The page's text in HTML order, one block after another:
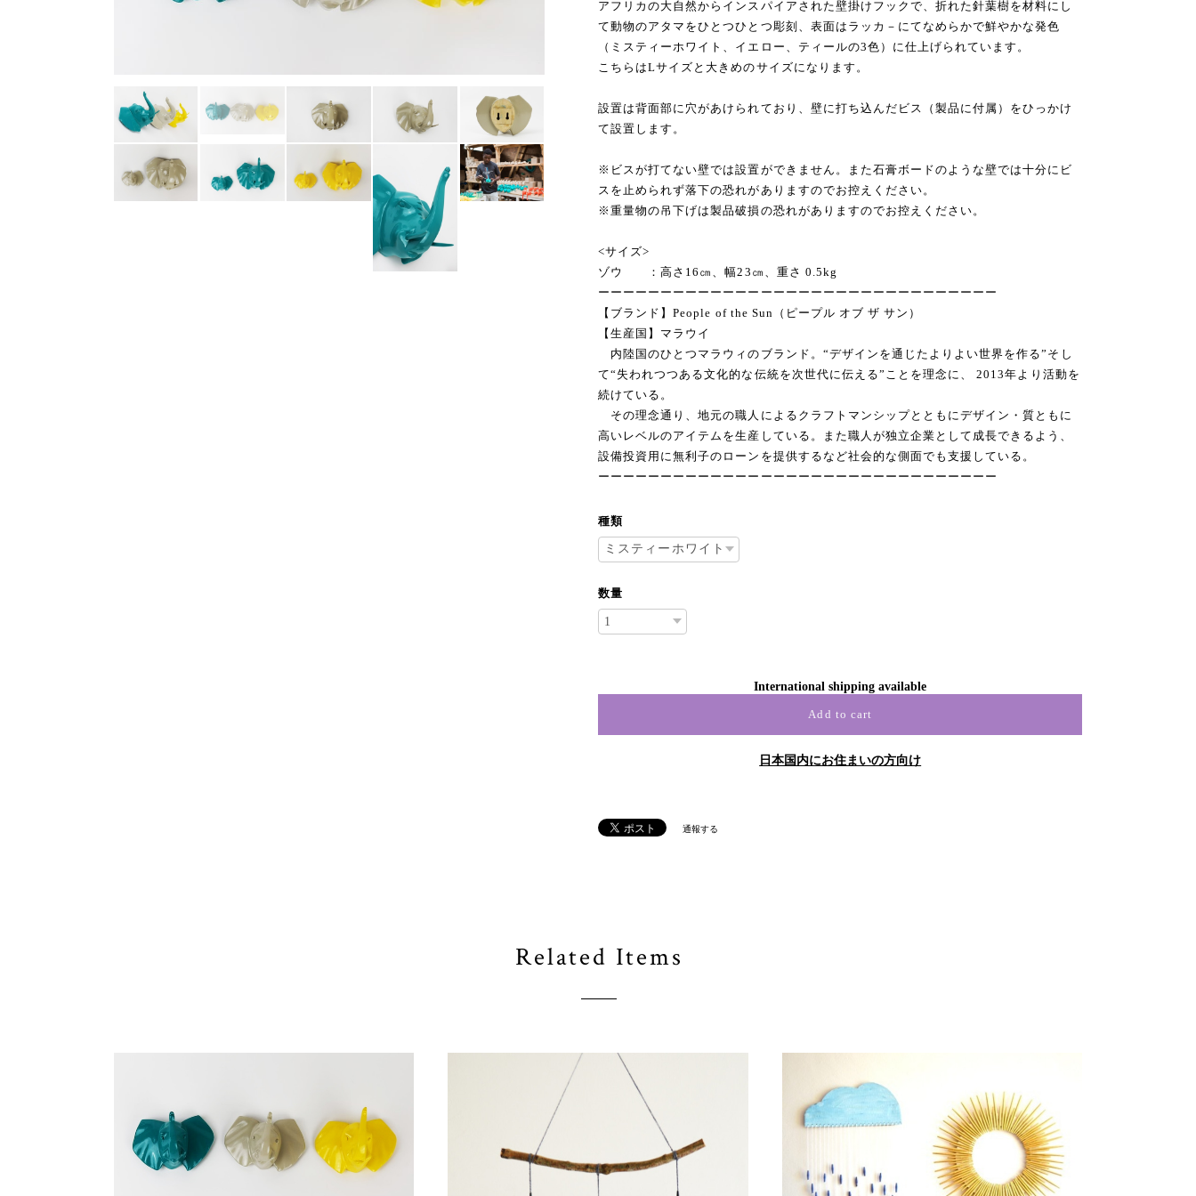
アフリカの大自然からインスパイアされた壁掛けフックで、折れた針葉樹を材料にし
て動物のアタマをひとつひとつ彫刻、表面はラッカ－にてなめらかで鮮やかな発色
（ミスティーホワイト、イエロー、ティールの3色）に仕上げられています。
こちらはLサイズと大きめのサイズになります。
設置は背面部に穴があけられており、壁に打ち込んだビス（製品に付属）をひっかけ
て設置します。
※ビスが打てない壁では設置ができません。また石膏ボードのような壁では十分にビ
スを止められず落下の恐れがありますのでお控えください。
※重量物の吊下げは製品破損の恐れがありますのでお控えください。
<サイズ>
ゾウ ：高さ16㎝、幅23㎝、重さ 0.5kg
ーーーーーーーーーーーーーーーーーーーーーーーーーーーーーーーー
【ブランド】People of the Sun（ピープル オブ ザ サン）
【生産国】マラウイ
内陸国のひとつマラウィのブランド。“デザインを通じたよりよい世界を作る”そし
て“失われつつある文化的な伝統を次世代に伝える”ことを理念に、 2013年より活動を
続けている。
その理念通り、地元の職人によるクラフトマンシップとともにデザイン・質ともに
高いレベルのアイテムを生産している。また職人が独立企業として成長できるよう、
設備投資用に無利子のローンを提供するなど社会的な側面でも支援している。
ーーーーーーーーーーーーーーーーーーーーーーーーーーーーーーーー
種類
数量
International shipping available
Add to cart
日本国内にお住まいの方向け
通報する
Related Items